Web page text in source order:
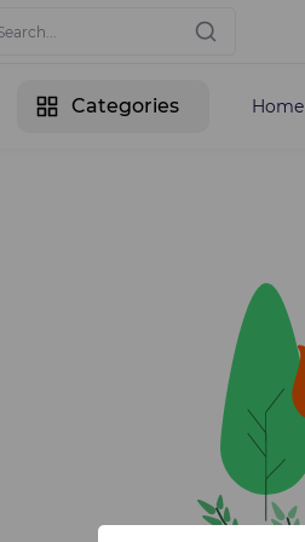
Categories Home